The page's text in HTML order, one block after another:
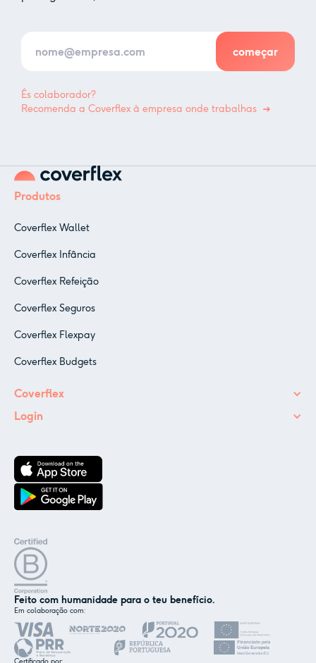
És colaborador?
Recomenda a Coverflex à empresa onde trabalhas
Produtos
Coverflex Wallet
Coverflex Infância
Coverflex Refeição
Coverflex Seguros
Coverflex Flexpay
Coverflex Budgets
Coverflex
Login
Feito com humanidade para o teu benefício.
Em colaboração com:
Nós e os nossos parceiros usamos cookies ou
tecnologias semelhantes, conforme